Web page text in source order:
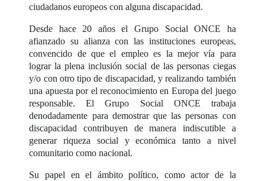
ciudadanos europeos con alguna discapacidad.
Desde hace 20 años el Grupo Social ONCE ha
afianzado su alianza con las instituciones europeas,
convencido de que el empleo es la mejor vía para
lograr la plena inclusión social de las personas ciegas
y/o con otro tipo de discapacidad, y realizando también
una apuesta por el reconocimiento en Europa del juego
responsable. El Grupo Social ONCE trabaja
denodadamente para demostrar que las personas con
discapacidad contribuyen de manera indiscutible a
generar riqueza social y económica tanto a nivel
comunitario como nacional.
Su papel en el ámbito político, como actor de la